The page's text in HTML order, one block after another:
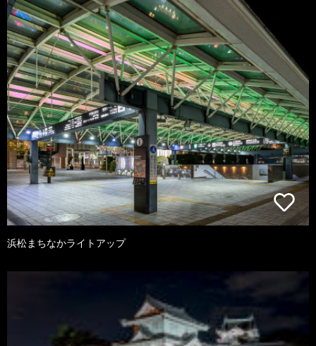
浜松まちなかライトアップ